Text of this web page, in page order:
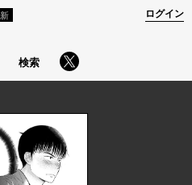
検索
ログイン